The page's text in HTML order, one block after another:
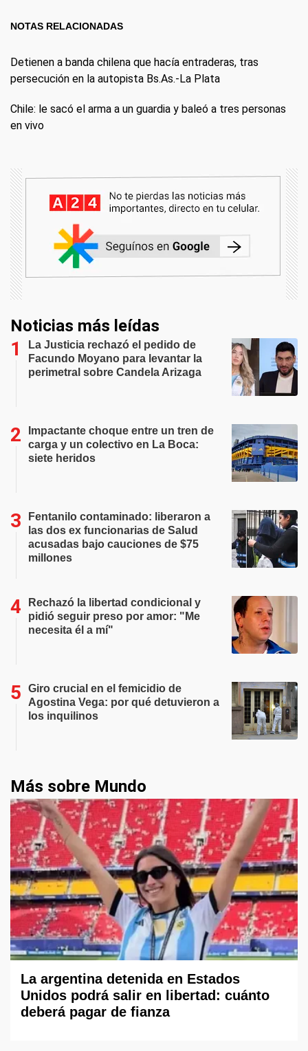
NOTAS RELACIONADAS
Detienen a banda chilena que hacía entraderas, tras
persecución en la autopista Bs.As.-La Plata
Chile: le sacó el arma a un guardia y baleó a tres personas
en vivo
Noticias más leídas
La Justicia rechazó el pedido de
Facundo Moyano para levantar la
perimetral sobre Candela Arizaga
Impactante choque entre un tren de
carga y un colectivo en La Boca:
siete heridos
Fentanilo contaminado: liberaron a
las dos ex funcionarias de Salud
acusadas bajo cauciones de $75
millones
Rechazó la libertad condicional y
pidió seguir preso por amor: "Me
necesita él a mí"
Giro crucial en el femicidio de
Agostina Vega: por qué detuvieron a
los inquilinos
Más sobre Mundo
La argentina detenida en Estados
Unidos podrá salir en libertad: cuánto
deberá pagar de fianza